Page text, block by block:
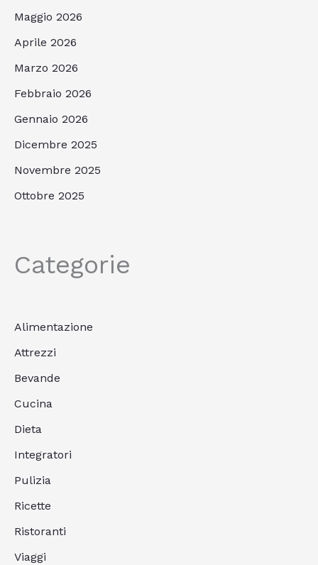
Maggio 2026
Aprile 2026
Marzo 2026
Febbraio 2026
Gennaio 2026
Dicembre 2025
Novembre 2025
Ottobre 2025
Categorie
Alimentazione
Attrezzi
Bevande
Cucina
Dieta
Integratori
Pulizia
Ricette
Ristoranti
Viaggi